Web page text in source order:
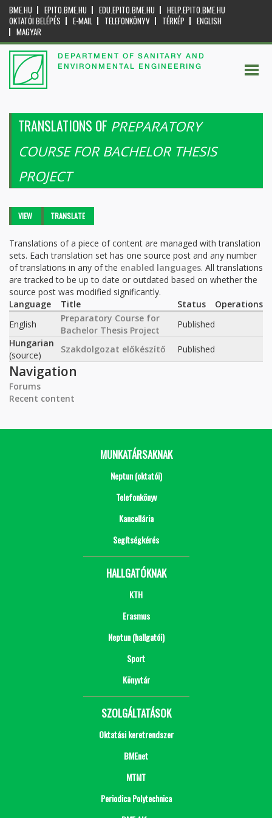
BME.HU EPITO.BME.HU EDU.EPITO.BME.HU
HELP.EPITO.BME.HU
OKTATÓI BELÉPÉS
E-MAIL TELEFONKÖNYV TÉRKÉP
ENGLISH
MAGYAR
DEPARTMENT OF SANITARY AND
ENVIRONMENTAL ENGINEERING
TRANSLATIONS OF PREPARATORY
COURSE FOR BACHELOR THESIS
PROJECT
Primary tabs
VIEW TRANSLATE
Translations of a piece of content are managed with translation
sets. Each translation set has one source post and any number
of translations in any of the enabled languages. All translations
are tracked to be up to date or outdated based on whether the
source post was modified significantly.
Language
Title Status
Operations
English
Preparatory Course for
Bachelor Thesis Project
Published
Hungarian
(source)
Szakdolgozat előkészítő Published
Navigation
Forums
Recent content
MUNKATÁRSAKNAK
Neptun (oktatói)
Telefonkönyv
Kancellária
Segítségkérés
HALLGATÓKNAK
KTH
Erasmus
Neptun (hallgatói)
Sport
Könyvtár
SZOLGÁLTATÁSOK
Oktatási keretrendszer
BMEnet
MTMT
Periodica Polytechnica